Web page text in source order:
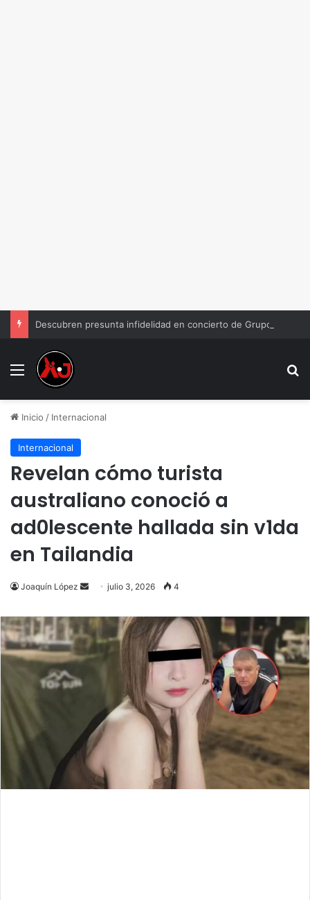
Menu
Inicio / Internacional
Internacional
Revelan cómo turista
australiano conoció a
ad0lescente hallada sin v1da
en Tailandia
Joaquín López
Send
email
julio 3, 2026 4